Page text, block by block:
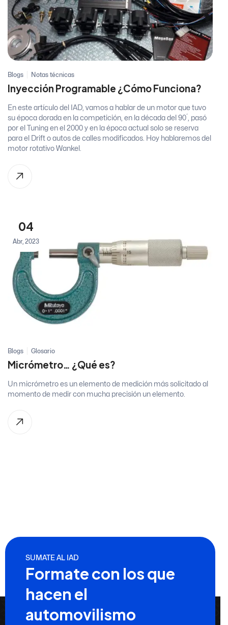
Blogs Notas técnicas
Inyección Programable ¿Cómo Funciona?
En este artículo del IAD, vamos a hablar de un motor que tuvo
su época dorada en la competición, en la década del 90´, pasó
por el Tuning en el 2000 y en la época actual solo se reserva
para el Drift o autos de calles modificados. Hoy hablaremos del
motor rotativo Wankel.
04
Abr, 2023
Blogs Glosario
Micrómetro… ¿Qué es?
Un micrómetro es un elemento de medición más solicitado al
momento de medir con mucha precisión un elemento.
SUMATE AL IAD
Formate con los que
hacen el
automovilismo